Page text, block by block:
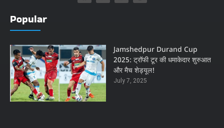
Popular
Jamshedpur Durand Cup
2025: ट्रॉफी टूर की धमाकेदार शुरुआत
और मैच शेड्यूल!
July 7, 2025